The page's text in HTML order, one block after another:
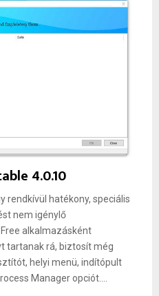
4.0.10
rendkívül hatékony, speciális
nem igénylő
alkalmazásként
tartanak rá, biztosít még
helyi menü, indítópult
Manager opciót....